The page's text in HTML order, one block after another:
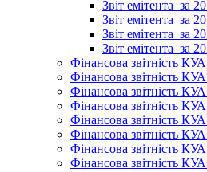
Звіт емітента_за
Звіт емітента_за
Звіт емітента_за
Звіт емітента_за
Фінансова звітність
Фінансова звітність
Фінансова звітність
Фінансова звітність
Фінансова звітність
Фінансова звітність
Фінансова звітність
Фінансова звітність